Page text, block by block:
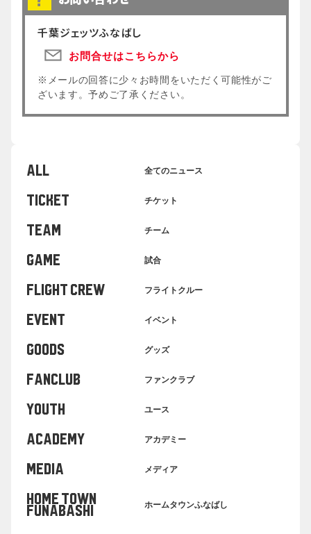
千葉ジェッツふなばし
お問合せはこちらから
※メールの回答に少々お時間をいただく可能性がご
ざいます。予めご了承ください。
ALL 全てのニュース
TICKET チケット
TEAM チーム
GAME 試合
FLIGHT CREW フライトクルー
EVENT イベント
GOODS グッズ
FANCLUB ファンクラブ
YOUTH ユース
ACADEMY アカデミー
MEDIA メディア
HOME TOWN
FUNABASHI ホームタウンふなばし